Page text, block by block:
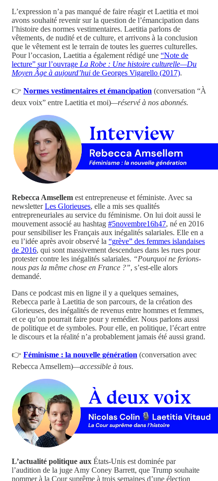
L’expression n’a pas manqué de faire réagir et Laetitia et moi
avons souhaité revenir sur la question de l’émancipation dans
l’histoire des normes vestimentaires. Laetitia parlons de
vêtements, de nudité et de culture, et arrivons à la conclusion
que le vêtement est le terrain de toutes les guerres culturelles.
Pour l’occasion, Laetitia a également rédigé une “Note de
lecture” sur l’ouvrage La Robe : Une histoire culturelle—Du
Moyen Âge à aujourd’hui de Georges Vigarello (2017).
👉 Normes vestimentaires et émancipation (conversation “À
deux voix” entre Laetitia et moi)—réservé à nos abonnés.
Rebecca Amsellem est entrepreneuse et féministe. Avec sa
newsletterLes Glorieuses, elle a mis ses qualités
entrepreneuriales au service du féminisme. On lui doit aussi le
mouvement associé au hashtag #5novembre16h47, né en 2016
pour sensibiliser les Français aux inégalités salariales. Elle en a
eu l’idée après avoir observé la “grève” des femmes islandaises
de 2016, qui sont massivement descendues dans les rues pour
protester contre les inégalités salariales. “Pourquoi ne ferions-
nous pas la même chose en France ?”, s’est-elle alors
demandé.
Dans ce podcast mis en ligne il y a quelques semaines,
Rebecca parle à Laetitia de son parcours, de la création des
Glorieuses, des inégalités de revenus entre hommes et femmes,
et ce qu’on pourrait faire pour y remédier. Nous parlons aussi
de politique et de symboles. Pour elle, en politique, l’écart entre
le discours et la réalité n’a probablement jamais été aussi grand.
👉 Féminisme : la nouvelle génération (conversation avec
Rebecca Amsellem)—accessible à tous.
L’actualité politique aux États-Unis est dominée par
l’audition de la juge Amy Coney Barrett, que Trump souhaite
nommer à la Cour suprême à trois semaines d’une élection